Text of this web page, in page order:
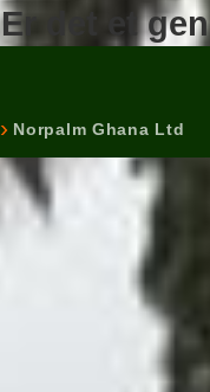
Er det et
Norpalm Ghana Ltd